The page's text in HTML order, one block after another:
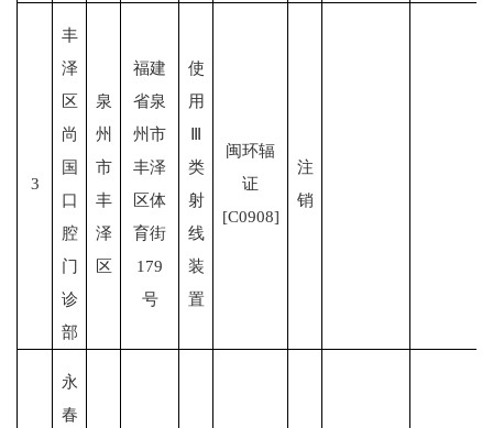
3
丰
泽
区
尚
国
口
腔
门
诊
部
泉
州
市
丰
泽
区
福建
省泉
州市
丰泽
区体
育街
179
号
使
用
Ⅲ
类
射
线
装
置
闽环辐
证
[C0908]
注
销
永
春